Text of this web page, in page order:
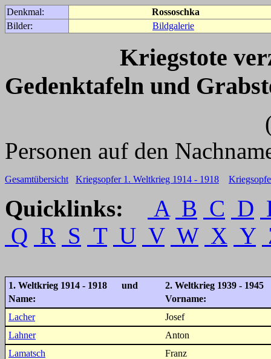
Denkmal:
Rossoschka
Bilder:
Bildgalerie
Kriegstote
Gedenktafeln und
(Für weitere
Personen auf den
Gesamtübersicht Kriegsopfer 1. Weltkrieg 1914 - 1918
Quicklinks: A B C D
Q R S T U V W X Y
1. Weltkrieg 1914 - 1918 und
2. Weltkrieg 1939 - 1945
Name:
Vorname:
Lacher
Josef
Lahner
Anton
Lamatsch
Franz